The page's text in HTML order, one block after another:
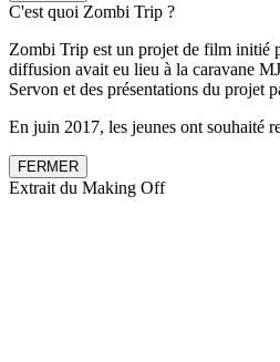
C'est quoi Zombi Trip ?
Zombi Trip est un projet de film initié
diffusion avait eu lieu à la caravane
Servon et des présentations du projet
En juin 2017, les jeunes ont souhaité
FERMER
Extrait du Making Off